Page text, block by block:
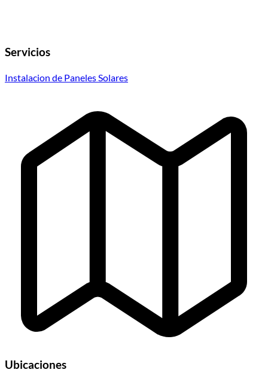
Servicios
Instalacion de Paneles Solares
Ubicaciones